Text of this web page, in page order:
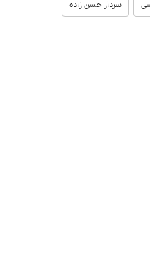
سردار حسن زاده